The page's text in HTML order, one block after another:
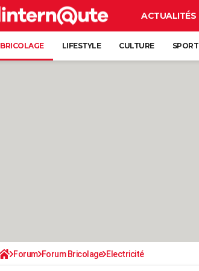
ACTUALITÉS
BRICOLAGE LIFESTYLE CULTURE SPORT
Forum Forum Bricolage Electricité